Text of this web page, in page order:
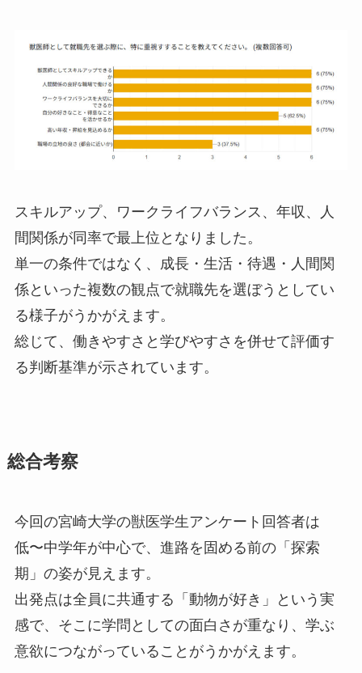
スキルアップ、ワークライフバランス、年収、人
間関係が同率で最上位となりました。
単一の条件ではなく、成長・生活・待遇・人間関
係といった複数の観点で就職先を選ぼうとしてい
る様子がうかがえます。
総じて、働きやすさと学びやすさを併せて評価す
る判断基準が示されています。
総合考察
今回の宮崎大学の獣医学生アンケート回答者は
低〜中学年が中心で、進路を固める前の「探索
期」の姿が見えます。
出発点は全員に共通する「動物が好き」という実
感で、そこに学問としての面白さが重なり、学ぶ
意欲につながっていることがうかがえます。